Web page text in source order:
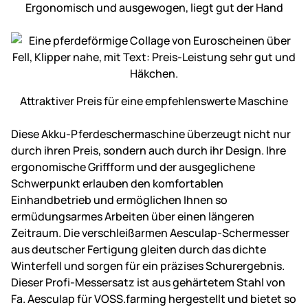
Ergonomisch und ausgewogen, liegt gut der Hand
Attraktiver Preis für eine empfehlens­werte Maschine
Diese Akku-Pferdeschermaschine überzeugt nicht nur
durch ihren Preis, sondern auch durch ihr Design. Ihre
ergonomische Griffform und der ausgeglichene
Schwerpunkt erlauben den komfortablen
Einhandbetrieb und ermöglichen Ihnen so
ermüdungsarmes Arbeiten über einen längeren
Zeitraum. Die verschleißarmen Aesculap-Schermesser
aus deutscher Fertigung gleiten durch das dichte
Winterfell und sorgen für ein präzises Schurergebnis.
Dieser Profi-Messersatz ist aus gehärtetem Stahl von
Fa. Aesculap für VOSS.farming hergestellt und bietet so